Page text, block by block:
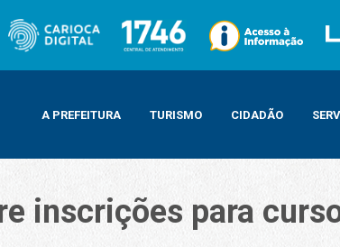
A PREFEITURA TURISMO CIDADÃO
inscrições para